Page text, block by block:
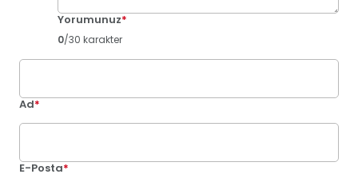
Yorumunuz*
0/30 karakter
Ad*
E-Posta*